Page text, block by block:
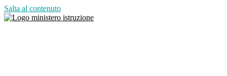
Salta al contenuto